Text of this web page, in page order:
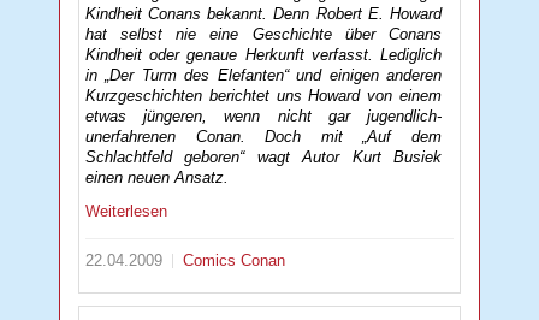
Kindheit Conans bekannt. Denn Robert E. Howard
hat selbst nie eine Geschichte über Conans
Kindheit oder genaue Herkunft verfasst. Lediglich
in „Der Turm des Elefanten“ und einigen anderen
Kurzgeschichten berichtet uns Howard von einem
etwas jüngeren, wenn nicht gar jugendlich-
unerfahrenen Conan. Doch mit „Auf dem
Schlachtfeld geboren“ wagt Autor Kurt Busiek
einen neuen Ansatz.
Weiterlesen
22.04.2009 ComicsConan